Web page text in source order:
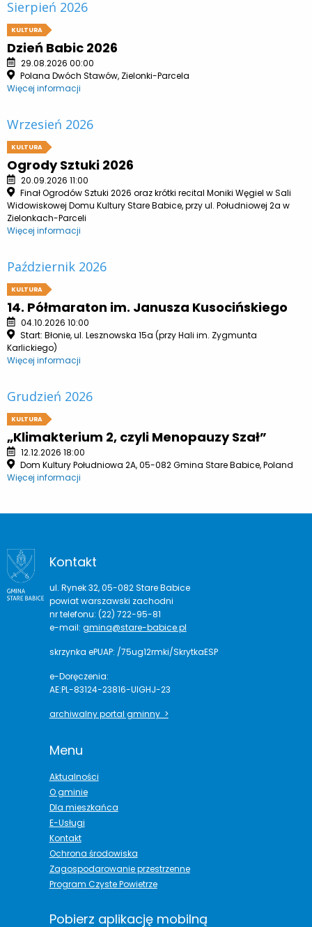
Sierpień 2026
KULTURA
Dzień Babic 2026
29.08.2026 00:00
Polana Dwóch Stawów, Zielonki-Parcela
Więcej informacji
Wrzesień 2026
KULTURA
Ogrody Sztuki 2026
20.09.2026 11:00
Finał Ogrodów Sztuki 2026 oraz krótki recital Moniki Węgiel w Sali
Widowiskowej Domu Kultury Stare Babice, przy ul. Południowej 2a w
Zielonkach-Parceli
Więcej informacji
Październik 2026
KULTURA
14. Półmaraton im. Janusza Kusocińskiego
04.10.2026 10:00
Start: Błonie, ul. Lesznowska 15a (przy Hali im. Zygmunta
Karlickiego)
Więcej informacji
Grudzień 2026
KULTURA
„Klimakterium 2, czyli Menopauzy Szał”
12.12.2026 18:00
Dom Kultury Południowa 2A, 05-082 Gmina Stare Babice, Poland
Więcej informacji
Kontakt
ul. Rynek 32, 05-082 Stare Babice
powiat warszawski zachodni
nr telefonu: (22) 722-95-81
e-mail: gmina@stare-babice.pl
skrzynka ePUAP: /75ug12rmki/SkrytkaESP
e-Doręczenia:
AE:PL-83124-23816-UIGHJ-23
archiwalny portal gminny >
Menu
Aktualności
O gminie
Dla mieszkańca
E-Usługi
Kontakt
Ochrona środowiska
Zagospodarowanie przestrzenne
Program Czyste Powietrze
Pobierz aplikację mobilną